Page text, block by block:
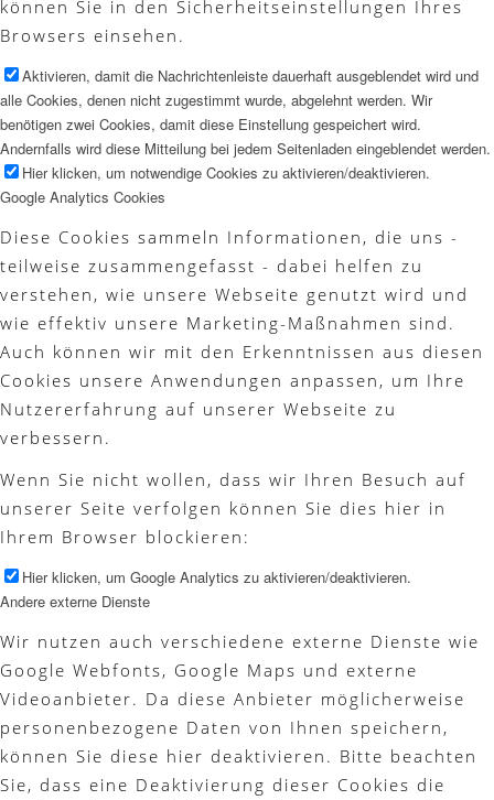
können Sie in den Sicherheitseinstellungen Ihres
Browsers einsehen.
Aktivieren, damit die Nachrichtenleiste dauerhaft ausgeblendet wird und
alle Cookies, denen nicht zugestimmt wurde, abgelehnt werden. Wir
benötigen zwei Cookies, damit diese Einstellung gespeichert wird.
Andernfalls wird diese Mitteilung bei jedem Seitenladen eingeblendet werden.
Hier klicken, um notwendige Cookies zu aktivieren/deaktivieren.
Google Analytics Cookies
Diese Cookies sammeln Informationen, die uns -
teilweise zusammengefasst - dabei helfen zu
verstehen, wie unsere Webseite genutzt wird und
wie effektiv unsere Marketing-Maßnahmen sind.
Auch können wir mit den Erkenntnissen aus diesen
Cookies unsere Anwendungen anpassen, um Ihre
Nutzererfahrung auf unserer Webseite zu
verbessern.
Wenn Sie nicht wollen, dass wir Ihren Besuch auf
unserer Seite verfolgen können Sie dies hier in
Ihrem Browser blockieren:
Hier klicken, um Google Analytics zu aktivieren/deaktivieren.
Andere externe Dienste
Wir nutzen auch verschiedene externe Dienste wie
Google Webfonts, Google Maps und externe
Videoanbieter. Da diese Anbieter möglicherweise
personenbezogene Daten von Ihnen speichern,
können Sie diese hier deaktivieren. Bitte beachten
Sie, dass eine Deaktivierung dieser Cookies die